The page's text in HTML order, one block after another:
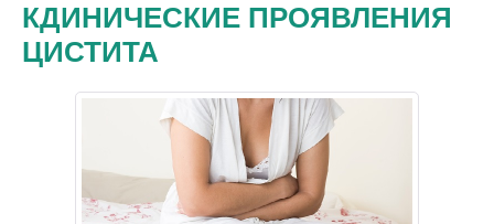
КДИНИЧЕСКИЕ ПРОЯВЛЕНИЯ
ЦИСТИТА